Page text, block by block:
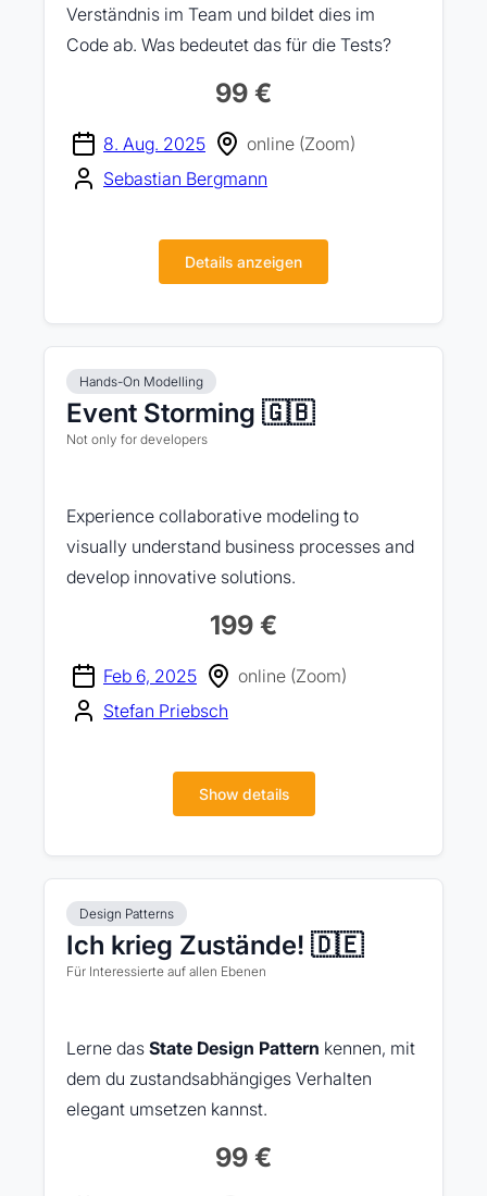
Verständnis im Team und bildet dies im
Code ab. Was bedeutet das für die Tests?
99 €
8. Aug. 2025
online (Zoom)
Sebastian Bergmann
Details anzeigen
Hands-On Modelling
Event Storming 🇬🇧
Not only for developers
Experience collaborative modeling to
visually understand business processes and
develop innovative solutions.
199 €
Feb 6, 2025
online (Zoom)
Stefan Priebsch
Show details
Design Patterns
Ich krieg Zustände! 🇩🇪
Für Interessierte auf allen Ebenen
Lerne das State Design Pattern kennen, mit
dem du zustandsabhängiges Verhalten
elegant umsetzen kannst.
99 €